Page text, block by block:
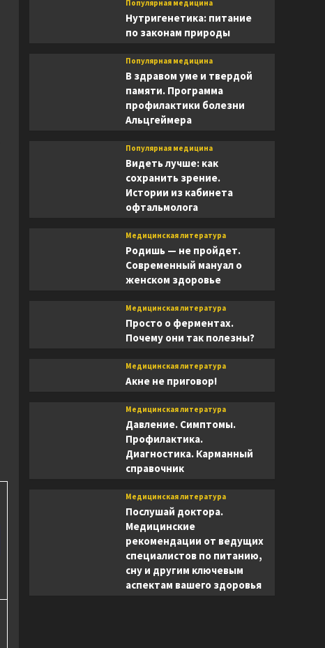
Популярная медицина
Нутригенетика: питание
по законам природы
Популярная медицина
В здравом уме и твердой
памяти. Программа
профилактики болезни
Альцгеймера
Популярная медицина
Видеть лучше: как
сохранить зрение.
Истории из кабинета
офтальмолога
Медицинская литература
Родишь — не пройдет.
Современный мануал о
женском здоровье
Медицинская литература
Просто о ферментах.
Почему они так полезны?
Медицинская литература
Акне не приговор!
Медицинская литература
Давление. Симптомы.
Профилактика.
Диагностика. Карманный
справочник
Медицинская литература
Послушай доктора.
Медицинские
рекомендации от ведущих
специалистов по питанию,
сну и другим ключевым
аспектам вашего здоровья